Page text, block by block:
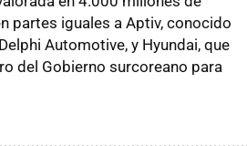
partes iguales a Aptiv, conocido
Automotive, y Hyundai, que
del Gobierno surcoreano para